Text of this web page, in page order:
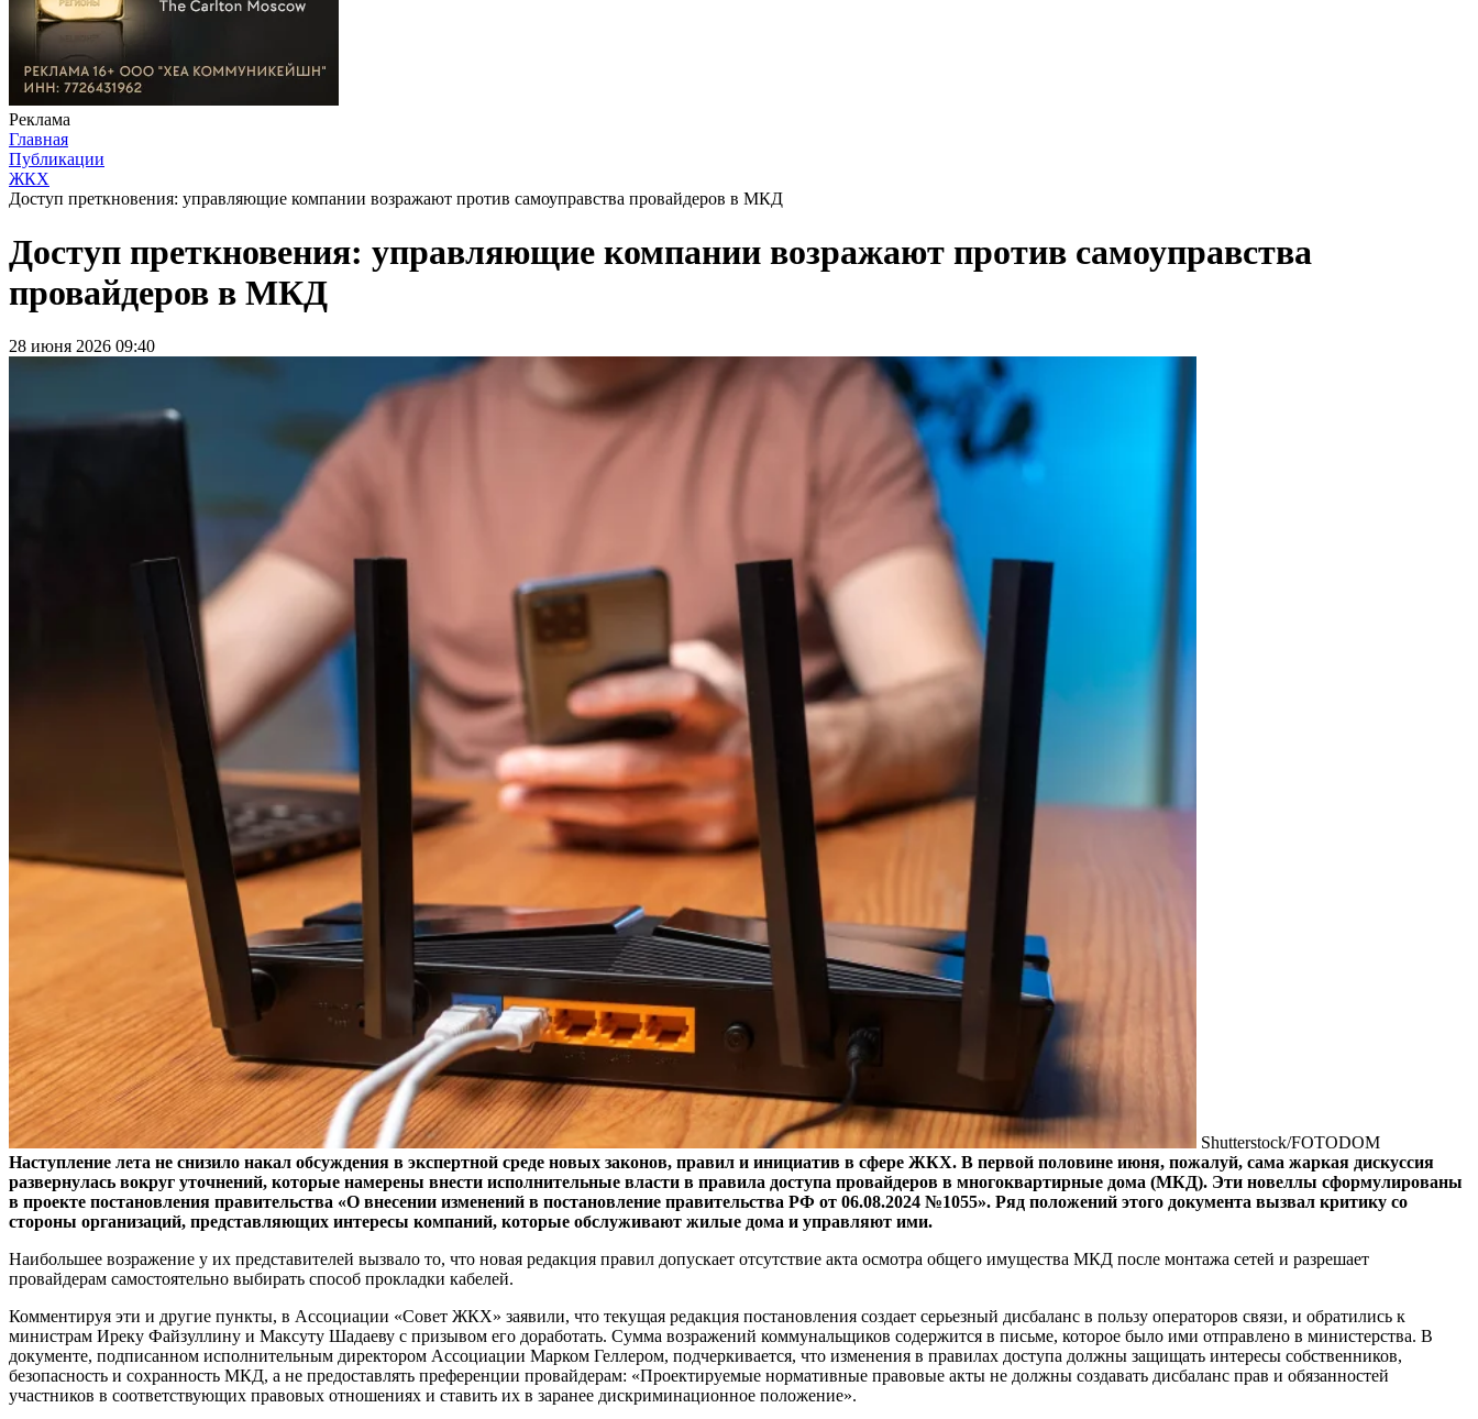
Реклама
Главная
Публикации
ЖКХ
Доступ преткновения: управляющие компании возражают против самоуправства провайдеров в МКД
Доступ преткновения: управляющие компании возражают против самоуправства
провайдеров в МКД
28 июня 2026 09:40
Shutterstock/FOTODOM
Наступление лета не снизило накал обсуждения в экспертной среде новых законов, правил и инициатив в сфере ЖКХ. В первой половине июня, пожалуй, сама жаркая дискуссия
развернулась вокруг уточнений, которые намерены внести исполнительные власти в правила доступа провайдеров в многоквартирные дома (МКД). Эти новеллы сформулированы
в проекте постановления правительства «О внесении изменений в постановление правительства РФ от 06.08.2024 №1055». Ряд положений этого документа вызвал критику со
стороны организаций, представляющих интересы компаний, которые обслуживают жилые дома и управляют ими.
Наибольшее возражение у их представителей вызвало то, что новая редакция правил допускает отсутствие акта осмотра общего имущества МКД после монтажа сетей и разрешает
провайдерам самостоятельно выбирать способ прокладки кабелей.
Комментируя эти и другие пункты, в Ассоциации «Совет ЖКХ» заявили, что текущая редакция постановления создает серьезный дисбаланс в пользу операторов связи, и обратились к
министрам Иреку Файзуллину и Максуту Шадаеву с призывом его доработать. Сумма возражений коммунальщиков содержится в письме, которое было ими отправлено в министерства. В
документе, подписанном исполнительным директором Ассоциации Марком Геллером, подчеркивается, что изменения в правилах доступа должны защищать интересы собственников,
безопасность и сохранность МКД, а не предоставлять преференции провайдерам: «Проектируемые нормативные правовые акты не должны создавать дисбаланс прав и обязанностей
участников в соответствующих правовых отношениях и ставить их в заранее дискриминационное положение».